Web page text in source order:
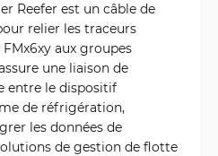
Reefer est un câble de
relier les traceurs
aux groupes
une liaison de
entre le dispositif
de réfrigération,
les données de
de gestion de flotte